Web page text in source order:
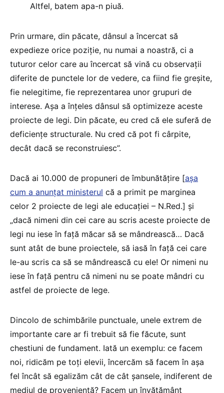
Altfel, batem apa-n piuă.
Prin urmare, din păcate, dânsul a încercat să
expedieze orice poziție, nu numai a noastră, ci a
tuturor celor care au încercat să vină cu observații
diferite de punctele lor de vedere, ca fiind fie greșite,
fie nelegitime, fie reprezentarea unor grupuri de
interese. Așa a înțeles dânsul să optimizeze aceste
proiecte de legi. Din păcate, eu cred că ele suferă de
deficiențe structurale. Nu cred că pot fi cârpite,
decât dacă se reconstruiesc”.
Dacă ai 10.000 de propuneri de îmbunătățire [așa
cum a anunțat ministerul că a primit pe marginea
celor 2 proiecte de legi ale educației – N.Red.] și
„dacă nimeni din cei care au scris aceste proiecte de
legi nu iese în față măcar să se mândrească… Dacă
sunt atât de bune proiectele, să iasă în față cei care
le-au scris ca să se mândrească cu ele! Or nimeni nu
iese în față pentru că nimeni nu se poate mândri cu
astfel de proiecte de lege.
Dincolo de schimbările punctuale, unele extrem de
importante care ar fi trebuit să fie făcute, sunt
chestiuni de fundament. Iată un exemplu: ce facem
noi, ridicăm pe toți elevii, încercăm să facem în așa
fel încât să egalizăm cât de cât șansele, indiferent de
mediul de proveniență? Facem un învățământ